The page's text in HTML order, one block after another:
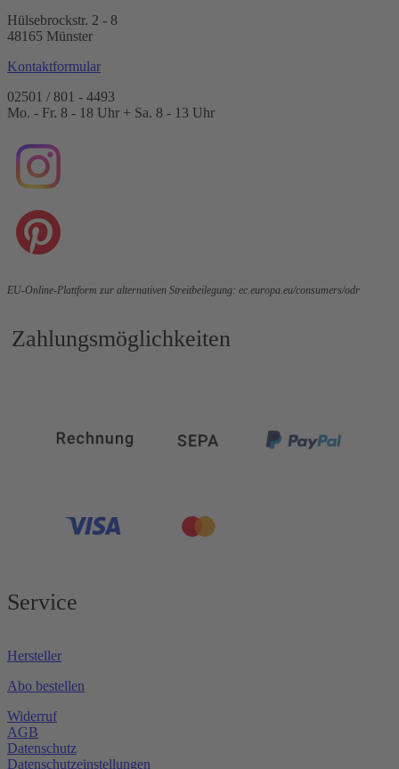
Hülsebrockstr. 2 - 8
48165 Münster
Kontaktformular
02501 / 801 - 4493
Mo. - Fr. 8 - 18 Uhr + Sa. 8 - 13 Uhr
EU-Online-Plattform zur alternativen Streitbeilegung: ec.europa.eu/consumers/odr
Zahlungsmöglichkeiten
Service
Hersteller
Abo bestellen
Widerruf
AGB
Datenschutz
Datenschutzeinstellungen